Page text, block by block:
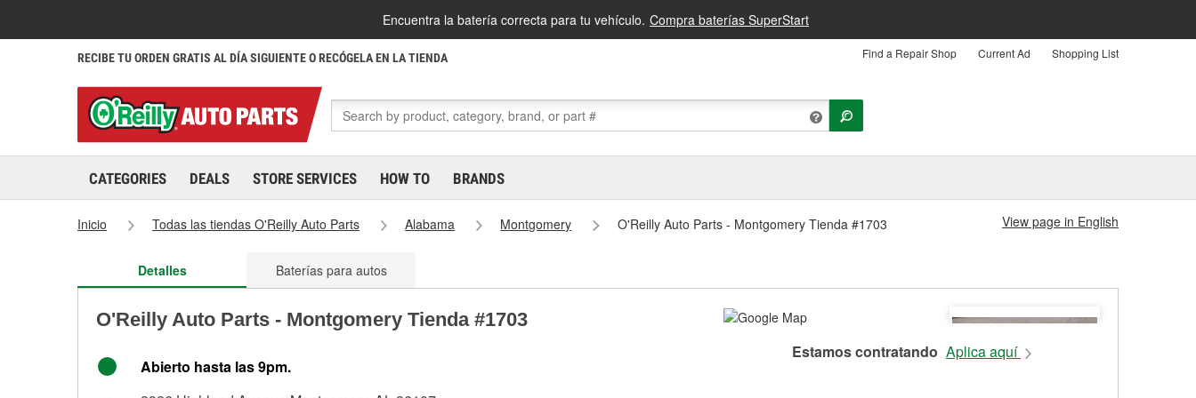
Encuentra la batería correcta para tu vehículo. Compra baterías SuperStart
RECIBE TU ORDEN GRATIS AL DÍA SIGUIENTE O RECÓGELA EN LA TIENDA Find a Repair Shop Current Ad Shopping List
CATEGORIES DEALS STORE SERVICES HOW TO BRANDS
Inicio Todas las tiendas O'Reilly Auto Parts Alabama Montgomery O'Reilly Auto Parts - Montgomery Tienda #1703 View page in English
Detalles Baterías para autos
O'Reilly Auto Parts - Montgomery Tienda #1703
Abierto hasta las 9pm.
Estamos contratando Aplica aquí